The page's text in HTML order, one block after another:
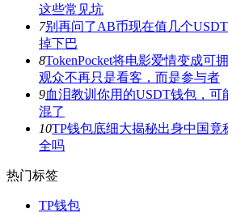
这些常见坑
7别再问了AB币现在值几个
掉下巴
8TokenPocket将电影爱情变成可
观众不再只是看客，而是参与者
9血泪教训你用的USDT钱包，
混了
10TP钱包底细大揭秘出身中国
全吗
热门标签
TP钱包